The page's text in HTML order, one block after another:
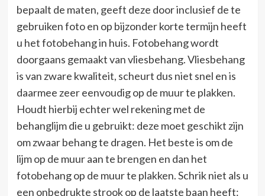
bepaalt de maten, geeft deze door inclusief de te
gebruiken foto en op bijzonder korte termijn heeft
u het fotobehang in huis. Fotobehang wordt
doorgaans gemaakt van vliesbehang. Vliesbehang
is van zware kwaliteit, scheurt dus niet snel en is
daarmee zeer eenvoudig op de muur te plakken.
Houdt hierbij echter wel rekening met de
behanglijm die u gebruikt: deze moet geschikt zijn
om zwaar behang te dragen. Het beste is om de
lijm op de muur aan te brengen en dan het
fotobehang op de muur te plakken. Schrik niet als u
een onbedrukte strook op de laatste baan heeft: